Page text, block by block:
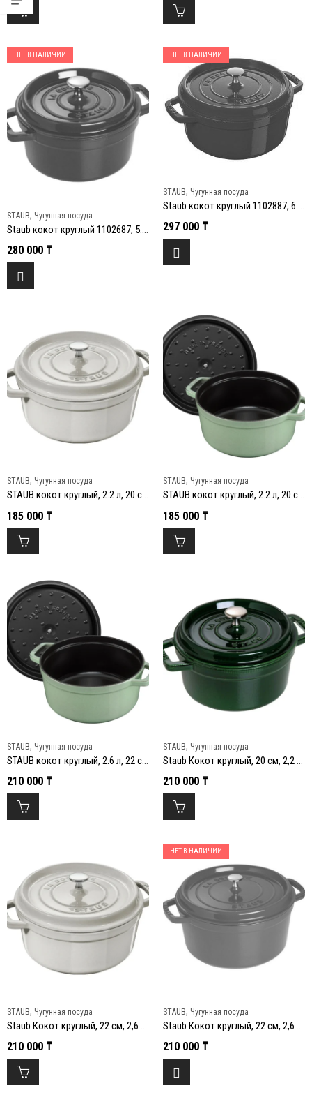
НЕТ В НАЛИЧИИ
STAUB, Чугунная посуда
Staub кокот круглый 1102687, 5.2 л, 26 см, Гранатовый
280 000 ₸
НЕТ В НАЛИЧИИ
STAUB, Чугунная посуда
Staub кокот круглый 1102887, 6.7 л, 28 см, Гранатовый
297 000 ₸
STAUB, Чугунная посуда
STAUB кокот круглый, 2.2 л, 20 см, Белый трюфель
185 000 ₸
STAUB, Чугунная посуда
STAUB кокот круглый, 2.2 л, 20 см, Шалфей
185 000 ₸
STAUB, Чугунная посуда
210 000 ₸
STAUB, Чугунная посуда
210 000 ₸
STAUB, Чугунная посуда
Staub Кокот круглый, 22 см, 2,6 л, белый трюфель
210 000 ₸
НЕТ В НАЛИЧИИ
STAUB, Чугунная посуда
Staub Кокот круглый, 22 см, 2,6 л, вишневый
210 000 ₸